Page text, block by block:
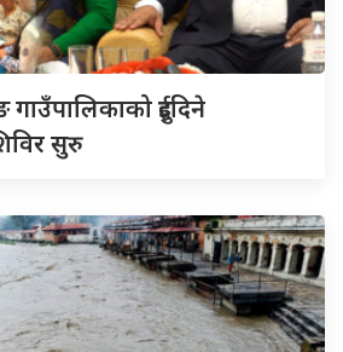
गाउँपालिकाको दुईदिने
सुरु